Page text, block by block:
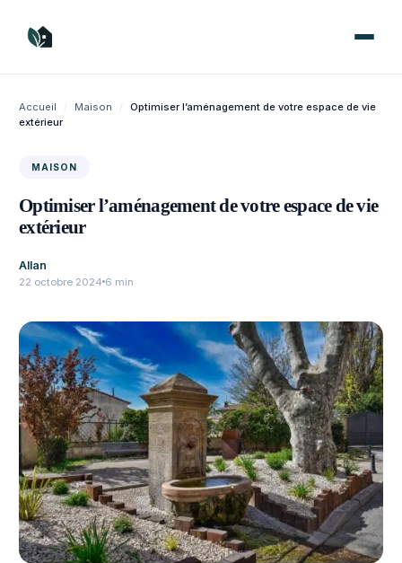
contenu
Accueil / Maison /
Optimiser l’aménagement de votre espace de vie
extérieur
MAISON
Optimiser l’aménagement de votre espace de vie
extérieur
Allan
22 octobre 2024 6 min